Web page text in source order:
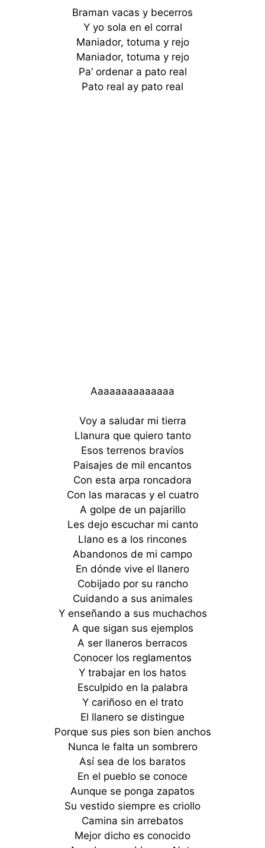
Braman vacas y becerros
Y yo sola en el corral
Maniador, totuma y rejo
Maniador, totuma y rejo
Pa’ ordenar a pato real
Pato real ay pato real
Aaaaaaaaaaaaaa
Voy a saludar mi tierra
Llanura que quiero tanto
Esos terrenos bravíos
Paisajes de mil encantos
Con esta arpa roncadora
Con las maracas y el cuatro
A golpe de un pajarillo
Les dejo escuchar mi canto
Llano es a los rincones
Abandonos de mi campo
En dónde vive el llanero
Cobijado por su rancho
Cuidando a sus animales
Y enseñando a sus muchachos
A que sigan sus ejemplos
A ser llaneros berracos
Conocer los reglamentos
Y trabajar en los hatos
Esculpido en la palabra
Y cariñoso en el trato
El llanero se distingue
Porque sus pies son bien anchos
Nunca le falta un sombrero
Así sea de los baratos
En el pueblo se conoce
Aunque se ponga zapatos
Su vestido siempre es criollo
Camina sin arrebatos
Mejor dicho es conocido